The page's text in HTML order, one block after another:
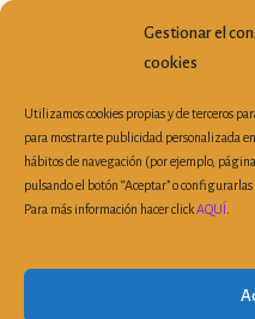
Gestionar el
cookies
Utilizamos cookies propias y de terceros
para mostrarte publicidad personalizada
hábitos de navegación (por ejemplo,
pulsando el botón “Aceptar” o
Para más información hacer clickAQUÍ
Conselleria
mejorar el